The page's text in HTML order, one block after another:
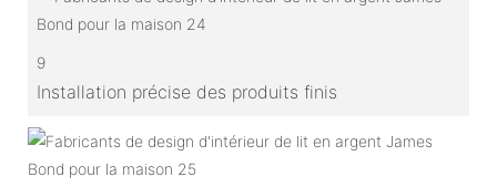
9
Installation précise des produits finis